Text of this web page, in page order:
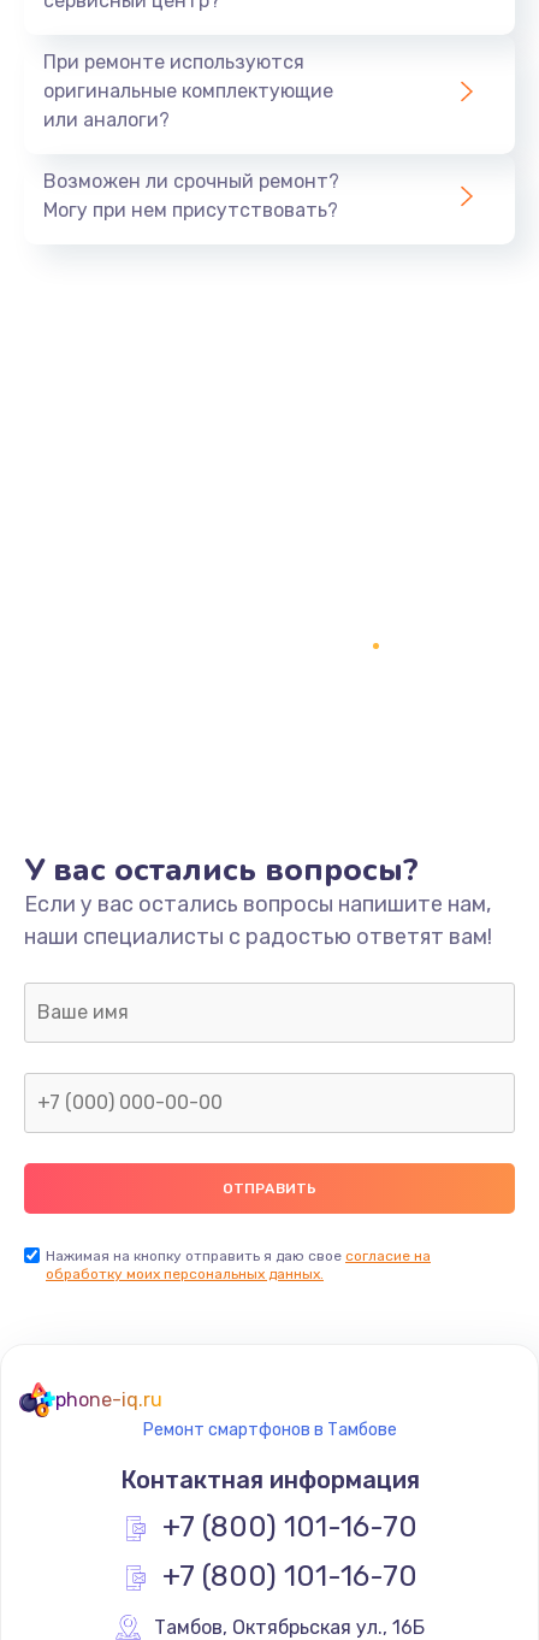
1530 руб.
Замена шлейфа матрицы
Замена процессора
1800 руб.
Замена системы охлаждения
1600 руб.
Замена термопасты
Заказать
Замена южного моста
2300 руб.
Заказать
Замена вебкамеры
1340 руб.
При ремонте используются
оригинальные комплектующие
или аналоги?
Возможен ли срочный ремонт?
Могу при нем присутствовать?
У вас остались вопросы?
Если у вас остались вопросы напишите нам,
наши специалисты с радостью ответят вам!
Нажимая на кнопку отправить я даю свое согласие на
обработку моих персональных данных.
phone-iq.ru
Ремонт смартфонов в Тамбове
Контактная информация
+7 (800) 101-16-70
+7 (800) 101-16-70
Тамбов, Октябрьская ул., 16Б